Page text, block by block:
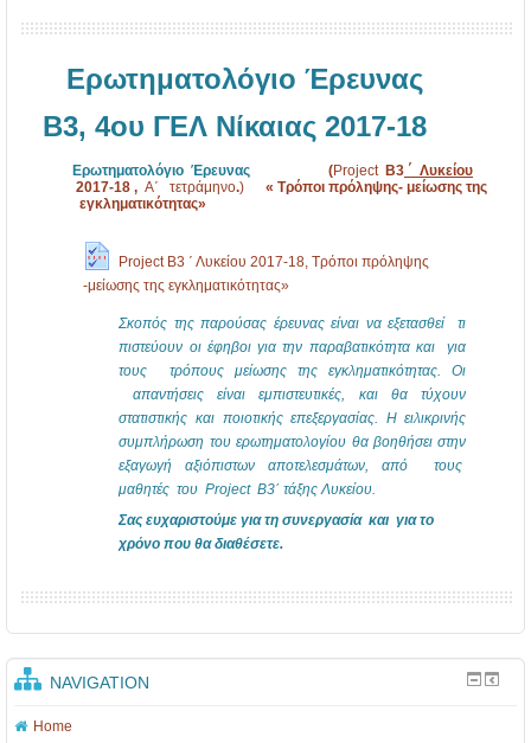
Ερωτηματολόγιο Έρευνας
B3, 4ου ΓΕΛ Νίκαιας 2017-18
Ερωτηματολόγιο Έρευνας (Project Β3 ΄ Λυκείου
2017-18 , A΄ τετράμηνο.)
« Τρόποι πρόληψης- μείωσης της
εγκληματικότητας»
Project Β3 ΄ Λυκείου 2017-18, Τρόποι πρόληψης
-μείωσης της εγκληματικότητας»
Σκοπός της παρούσας έρευνας είναι να εξετασθεί τι
πιστεύουν οι έφηβοι για την παραβατικότητα και για
τους τρόπους μείωσης της εγκληματικότητας. Οι
απαντήσεις είναι εμπιστευτικές, και θα τύχουν
στατιστικής και ποιοτικής επεξεργασίας. Η ειλικρινής
συμπλήρωση του ερωτηματολογίου θα βοηθήσει στην
εξαγωγή αξιόπιστων αποτελεσμάτων, από τους
μαθητές του Project Β3΄ τάξης Λυκείου.
Σας ευχαριστούμε για τη συνεργασία και για το
χρόνο που θα διαθέσετε.
NAVIGATION
Home